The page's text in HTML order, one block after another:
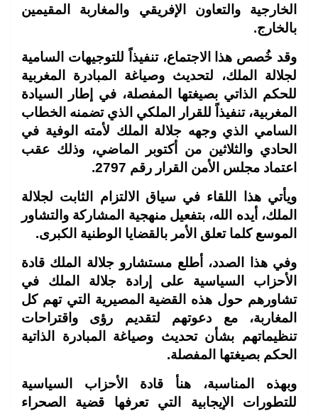
الخارجية والتعاون الإفريقي والمغاربة المقيمين
بالخارج.
وقد خُصص هذا الاجتماع، تنفيذاً للتوجيهات السامية
لجلالة الملك، لتحديث وصياغة المبادرة المغربية
للحكم الذاتي بصيغتها المفصلة، في إطار السيادة
المغربية، تنفيذاً للقرار الملكي الذي تضمنه الخطاب
السامي الذي وجهه جلالة الملك لأمته الوفية في
الحادي والثلاثين من أكتوبر الماضي، وذلك عقب
اعتماد مجلس الأمن القرار رقم 2797.
ويأتي هذا اللقاء في سياق الالتزام الثابت لجلالة
الملك، أيده الله، بتفعيل منهجية المشاركة والتشاور
الموسع كلما تعلق الأمر بالقضايا الوطنية الكبرى.
وفي هذا الصدد، أطلع مستشارو جلالة الملك قادة
الأحزاب السياسية على إرادة جلالة الملك في
تشاورهم حول هذه القضية المصيرية التي تهم كل
المغاربة، مع دعوتهم لتقديم رؤى واقتراحات
تنظيماتهم بشأن تحديث وصياغة المبادرة الذاتية
الحكم بصيغتها المفصلة.
وبهذه المناسبة، هنأ قادة الأحزاب السياسية
للتطورات الإيجابية التي تعرفها قضية الصحراء